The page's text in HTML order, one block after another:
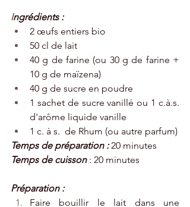
Ingrédients :
2 œufs entiers bio
50 cl de lait
40 g de farine (ou 30 g de farine +
10 g de maïzena)
40 g de sucre en poudre
1 sachet de sucre vanillé ou 1 c.à.s.
d'arôme liquide vanille
1 c. à s.  de Rhum (ou autre parfum)
Temps de préparation : 20 minutes
Temps de cuisson : 20 minutes
Préparation :
Faire bouillir le lait dans une